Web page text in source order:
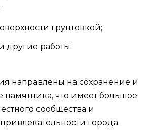
грунтовкой;
другие работы.
направлены на сохранение и
памятника, что имеет большое
сообщества и
города.